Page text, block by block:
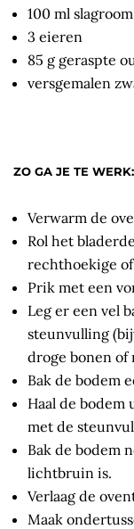
100 ml slagroom
3 eieren
85 g geraspte
versgemalen
ZO GA JE TE WERK:
Verwarm de
Rol het
rechthoekige
Prik met een
Leg er een vel
steunvulling
droge bonen of
Bak de bodem
Haal de
met de
Bak de bodem
lichtbruin is.
Verlaag de
Maak